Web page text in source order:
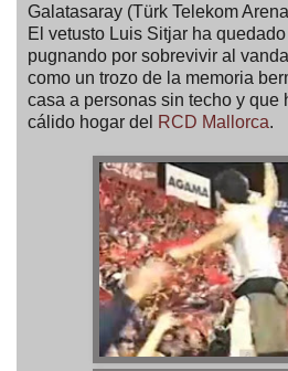
Galatasaray (Türk Telekom
El vetusto Luis Sitjar ha
pugnando por sobrevivir al
como un trozo de la memoria
casa a personas sin techo y que
cálido hogar del RCD Mallorca.